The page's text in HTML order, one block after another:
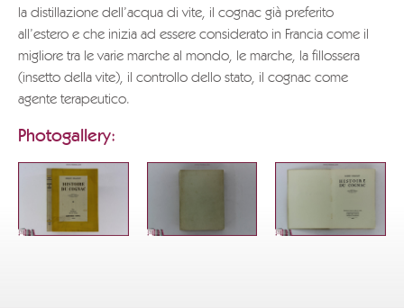
la distillazione dell’acqua di vite, il cognac già preferito
all’estero e che inizia ad essere considerato in Francia come il
migliore tra le varie marche al mondo, le marche, la fillossera
(insetto della vite), il controllo dello stato, il cognac come
agente terapeutico.
Photogallery: